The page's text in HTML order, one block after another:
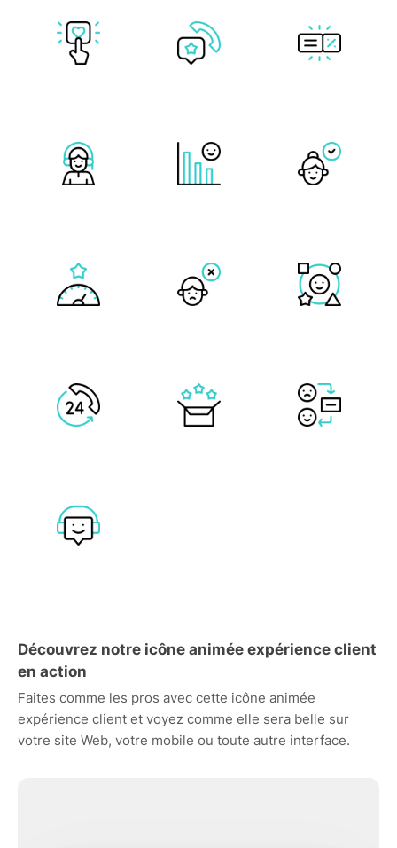
Découvrez notre icône animée expérience client
en action
Faites comme les pros avec cette icône animée
expérience client et voyez comme elle sera belle sur
votre site Web, votre mobile ou toute autre interface.